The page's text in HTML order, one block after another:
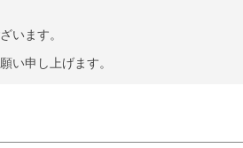
います。
い申し上げます。